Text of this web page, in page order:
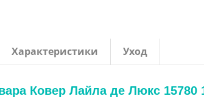
Характеристики Уход
Ковер Лайла де Люкс 15780